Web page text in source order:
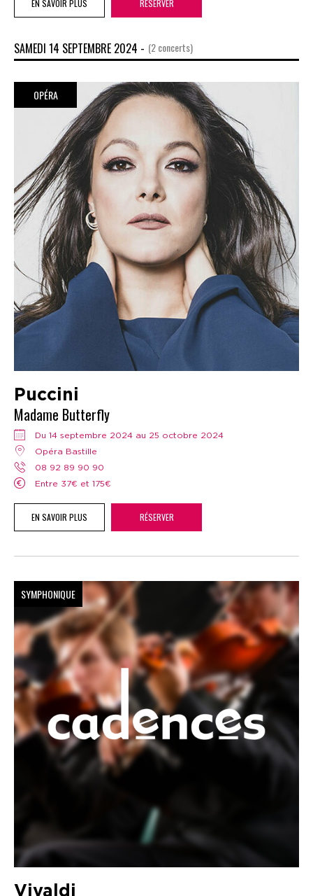
EN SAVOIR PLUS RÉSERVER
SAMEDI 14 SEPTEMBRE 2024 - (2 concerts)
OPÉRA
Puccini
Madame Butterfly
Du 14 septembre 2024 au 25 octobre 2024
Opéra Bastille
08 92 89 90 90
Entre 37€ et 175€
EN SAVOIR PLUS RÉSERVER
SYMPHONIQUE
Vivaldi